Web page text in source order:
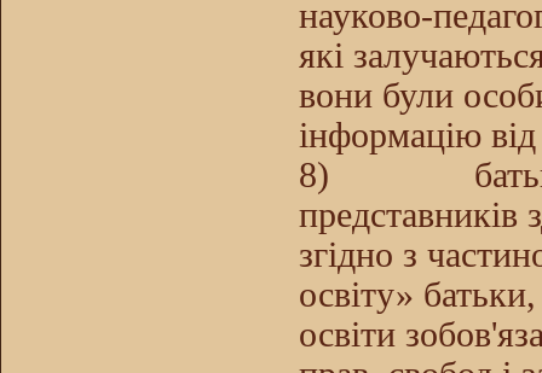
науково-
які
вони були
інформацію
8)
представників
згідно з
освіту»
освіти